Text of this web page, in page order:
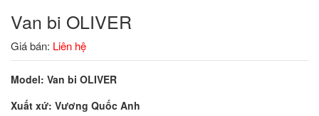
Van bi OLIVER
Giá bán: Liên hệ
Model: Van bi OLIVER
Xuất xứ: Vương Quốc Anh